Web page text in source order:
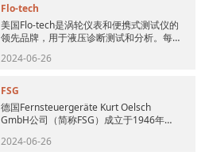
Flo-tech
美国Flo-tech是涡轮仪表和便携式测试仪的
领先品牌，用于液压诊断测试和分析。每
步，以增强...
2024-06-26
FSG
德国Fernsteuergeräte Kurt Oelsch
GmbH公司（简称FSG）成立于1946年，
2024-06-26